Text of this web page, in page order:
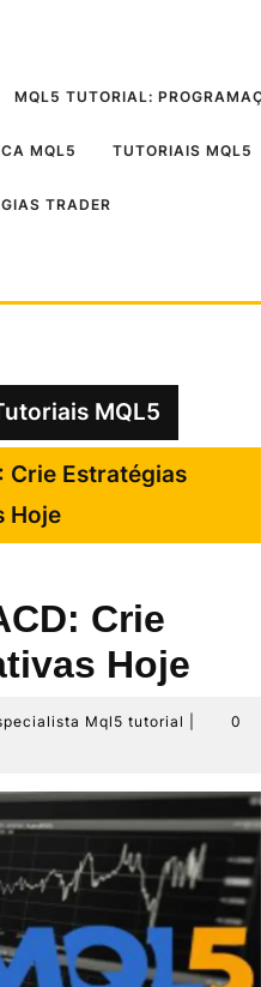
MQL5 TUTORIAL:
MQL5 TUTORIAIS MQL5
TRADER
MQL5
Crie Estratégias
Hoje
Crie
Hoje
Mql5 tutorial
Equipe
tutorial
0